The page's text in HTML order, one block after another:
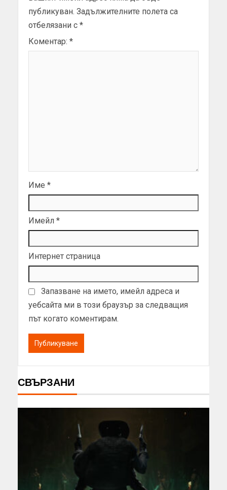
публикуван. Задължителните полета са
отбелязани с *
Коментар: *
Име *
Имейл *
Интернет страница
Запазване на името, имейл адреса и
уебсайта ми в този браузър за следващия
път когато коментирам.
СВЪРЗАНИ